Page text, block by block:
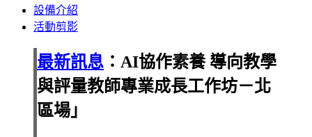
設備介紹
活動剪影
最新訊息 ：AI協作素養 導向教學
與評量教師專業成長工作坊－北
區場」